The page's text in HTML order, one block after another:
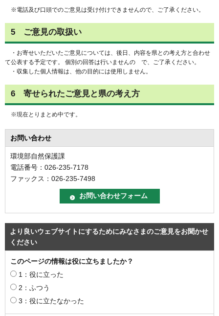
※電話及び口頭でのご意見は受け付けできませんので、ご了承ください。
5 ご意見の取扱い
・お寄せいただいたご意見については、後日、内容を県との考え方と合わせ
て公表する予定です。 個別の回答は行いませんの で、ご了承ください。
・収集した個人情報は、他の目的には使用しません。
6 寄せられたご意見と県の考え方
※現在とりまとめ中です。
お問い合わせ
環境部自然保護課
電話番号：026-235-7178
ファックス：026-235-7498
より良いウェブサイトにするためにみなさまのご意見をお聞かせ
ください
このページの情報は役に立ちましたか？
1：役に立った
2：ふつう
3：役に立たなかった